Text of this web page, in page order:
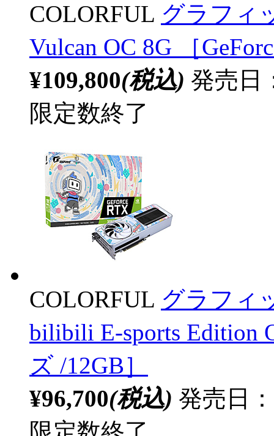
COLORFUL グラフィ
Vulcan OC 8G ［
¥109,800(税込) 発売日
限定数終了
COLORFUL グラフィ
bilibili E-sports Edition
ズ /12GB］
¥96,700(税込) 発売日